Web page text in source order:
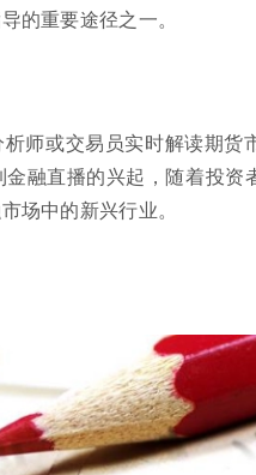
的重要途径之一。
师或交易员实时解读期货
融直播的兴起，随着投资
场中的新兴行业。